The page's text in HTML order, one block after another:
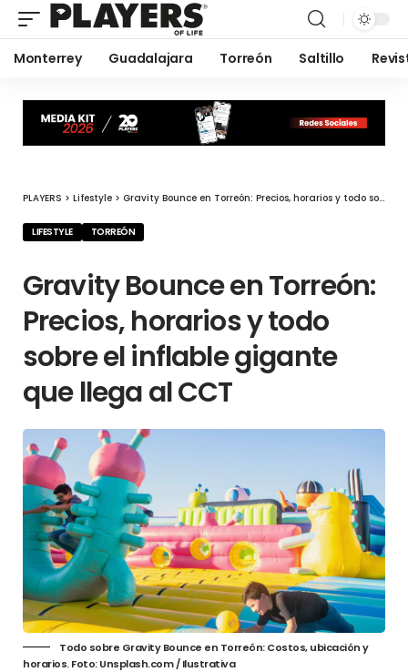
Monterrey Guadalajara Torreón Saltillo
PLAYERS > Lifestyle > Gravity Bounce en Torreón: Precios, horarios y todo sobre el inflable gigante que llega al CCT
LIFESTYLE TORREÓN
Gravity Bounce en Torreón:
Precios, horarios y todo
sobre el inflable gigante
que llega al CCT
Todo sobre Gravity Bounce en Torreón: Costos, ubicación y
horarios. Foto: Unsplash.com / Ilustrativa